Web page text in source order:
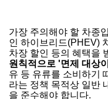
가장 주의해야 할 차종
인 하이브리드(PHEV)
차장 할인 등의 혜택을
원칙적으로 '면제 대상
유 등 유류를 소비하기
라는 정책 목적상 일반
을 준수해야 합니다.